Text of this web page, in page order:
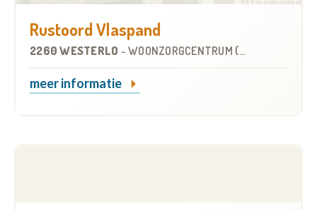
Rustoord Vlaspand
2260 WESTERLO - WOONZORGCENTRUM (WZC)
meer informatie